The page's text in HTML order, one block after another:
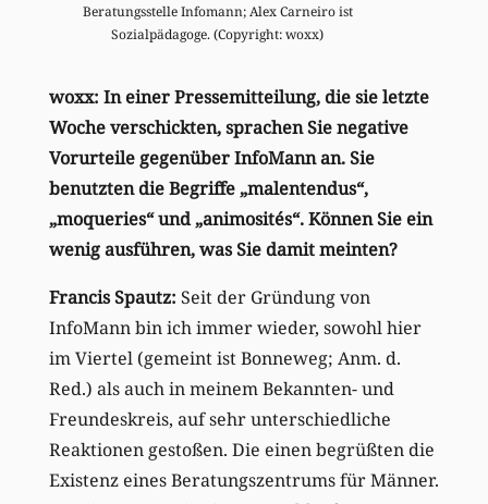
Beratungsstelle Infomann; Alex Carneiro ist
Sozialpädagoge. (Copyright: woxx)
woxx: In einer Pressemitteilung, die sie letzte
Woche verschickten, sprachen Sie negative
Vorurteile gegenüber InfoMann an. Sie
benutzten die Begriffe „malentendus“,
„moqueries“ und „animosités“. Können Sie ein
wenig ausführen, was Sie damit meinten?
Francis Spautz: Seit der Gründung von
InfoMann bin ich immer wieder, sowohl hier
im Viertel (gemeint ist Bonneweg; Anm. d.
Red.) als auch in meinem Bekannten- und
Freundeskreis, auf sehr unterschiedliche
Reaktionen gestoßen. Die einen begrüßten die
Existenz eines Beratungszentrums für Männer.